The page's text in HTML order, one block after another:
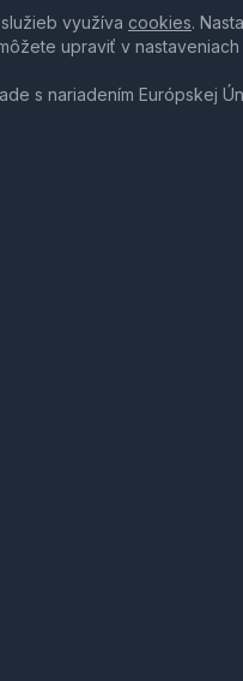
využíva cookies.
upraviť v nastaveniach
s nariadením Európskej